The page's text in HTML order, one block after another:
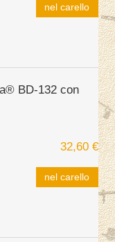
nel carello
BD-132 con
32,60 €
nel carello